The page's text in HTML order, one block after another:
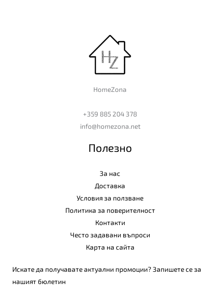
HomeZona
+359 885 204 378
info@homezona.net
Полезно
За нас
Доставка
Условия за ползване
Политика за поверителност
Контакти
Често задавани въпроси
Карта на сайта
Искате да получавате актуални промоции? Запишете се за
нашият бюлетин